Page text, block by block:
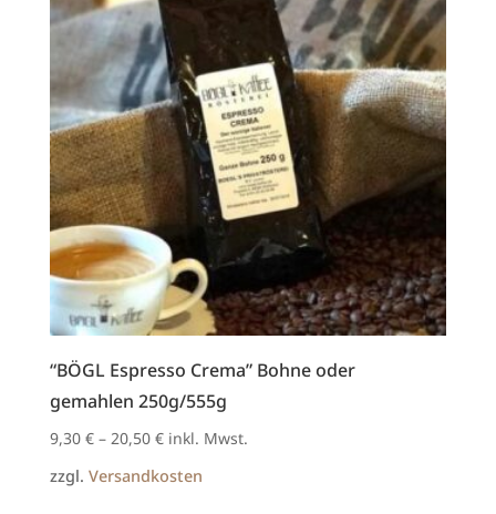
“BÖGL Espresso Crema” Bohne oder
gemahlen 250g/555g
9,30 €– 20,50 € inkl. Mwst.
zzgl. Versandkosten